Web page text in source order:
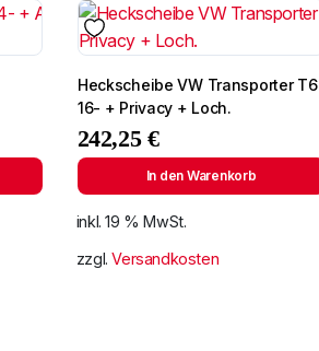
Heckscheibe VW Transporter T6
16- + Privacy + Loch.
242,25 €
In den Warenkorb
inkl. 19 % MwSt.
zzgl.Versandkosten